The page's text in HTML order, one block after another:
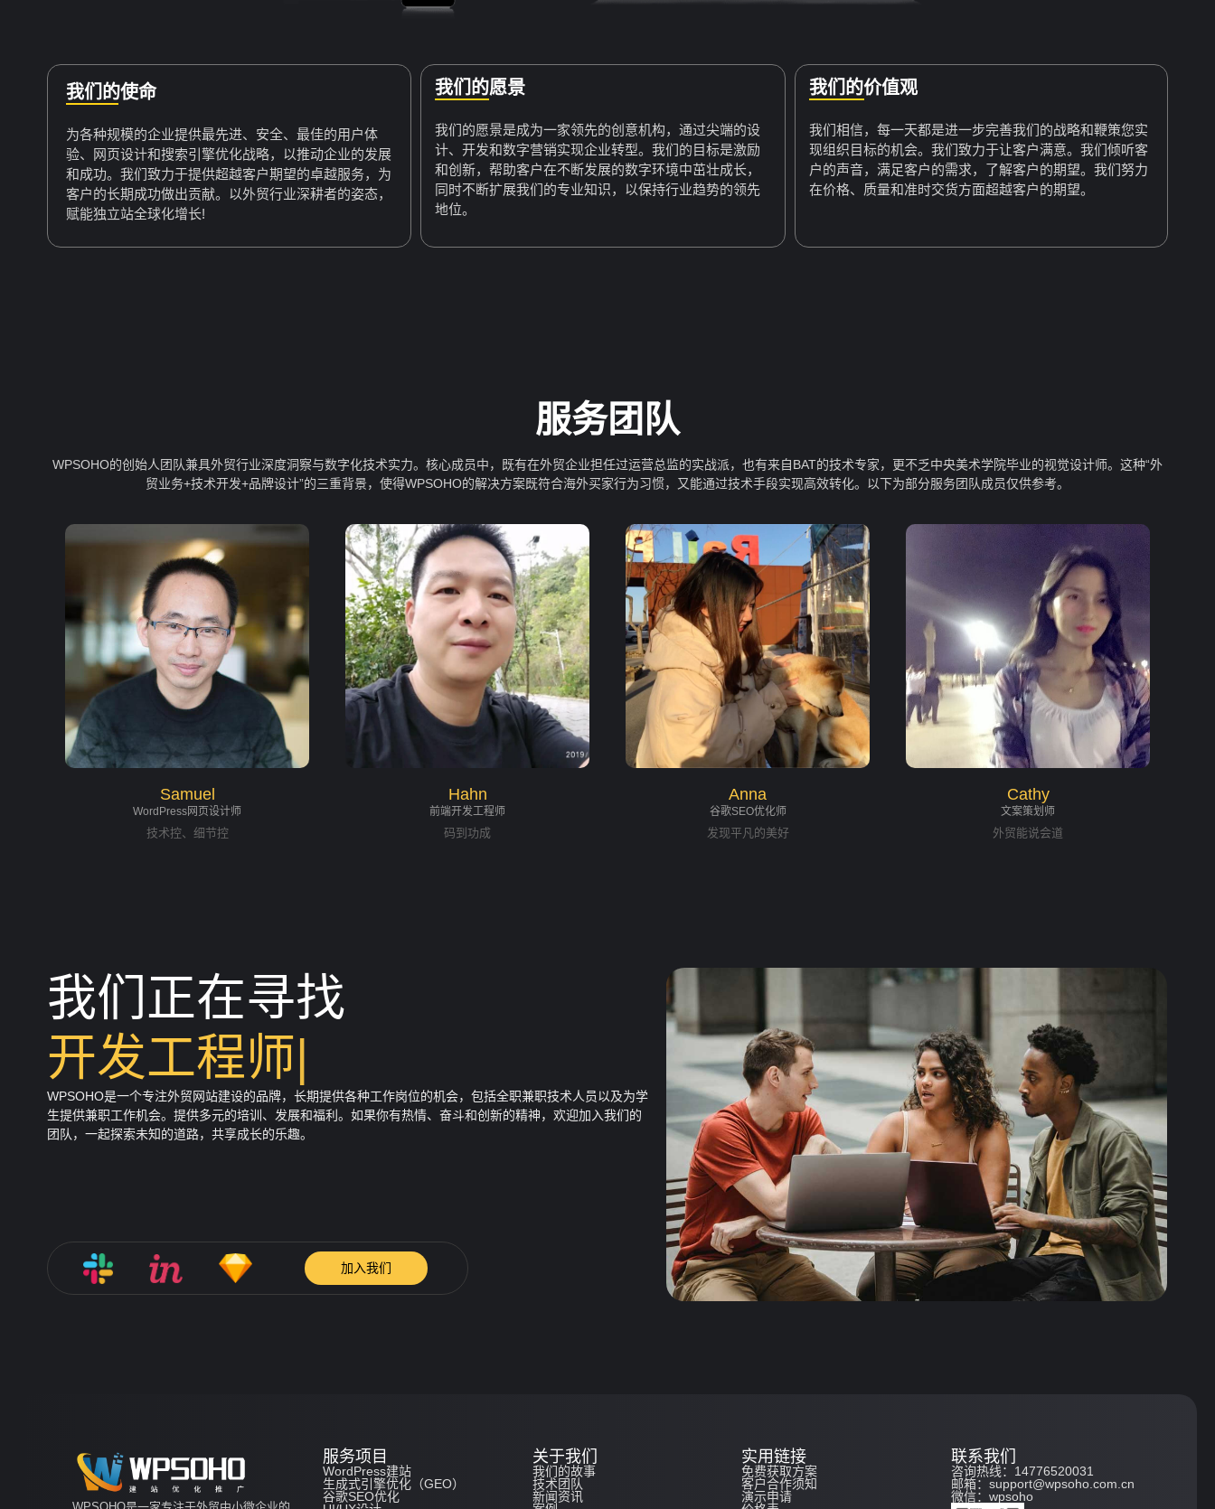
我们的使命
为各种规模的企业提供最先进、安全、最佳的用户体
验、网页设计和搜索引擎优化战略，以推动企业的发展
和成功。我们致力于提供超越客户期望的卓越服务，为
客户的长期成功做出贡献。以外贸行业深耕者的姿态，
赋能独立站全球化增长!
我们的愿景
我们的愿景是成为一家领先的创意机构，通过尖端的设
计、开发和数字营销实现企业转型。我们的目标是激励
和创新，帮助客户在不断发展的数字环境中茁壮成长，
同时不断扩展我们的专业知识，以保持行业趋势的领先
地位。
我们的价值观
我们相信，每一天都是进一步完善我们的战略和鞭策您实
现组织目标的机会。我们致力于让客户满意。我们倾听客
户的声音，满足客户的需求，了解客户的期望。我们努力
在价格、质量和准时交货方面超越客户的期望。
服务团队
WPSOHO的创始人团队兼具外贸行业深度洞察与数字化技术实力。核心成员中，既有在外贸企业担任过运营总监的实战派，也有来自BAT的技术专家，更不乏中央美术学院毕业的视觉设计师。这种“外
贸业务+技术开发+品牌设计”的三重背景，使得WPSOHO的解决方案既符合海外买家行为习惯，又能通过技术手段实现高效转化。以下为部分服务团队成员仅供参考。
Samuel
WordPress网页设计师
技术控、细节控
Hahn
前端开发工程师
码到功成
Anna
谷歌SEO优化师
发现平凡的美好
Cathy
文案策划师
外贸能说会道
我们正在寻找
|
WPSOHO是一个专注外贸网站建设的品牌，长期提供各种工作岗位的机会，包括全职兼职技术人员以及为学
生提供兼职工作机会。提供多元的培训、发展和福利。如果你有热情、奋斗和创新的精神，欢迎加入我们的
团队，一起探索未知的道路，共享成长的乐趣。
加入我们
服务项目
WordPress建站
生成式引擎优化（GEO）
谷歌SEO优化
关于我们
我们的故事
技术团队
新闻资讯
实用链接
免费获取方案
客户合作须知
演示申请
联系我们
咨询热线：14776520031
邮箱：support@wpsoho.com.cn
微信：wpsoho